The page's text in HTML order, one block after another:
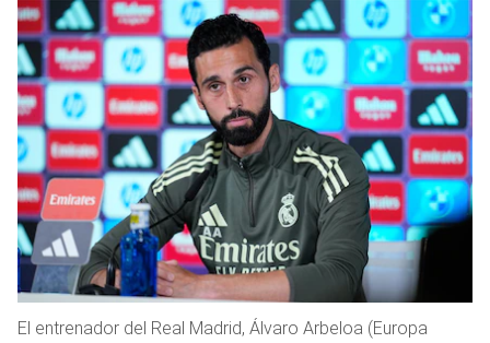
El entrenador del Real Madrid, Álvaro Arbeloa (Europa